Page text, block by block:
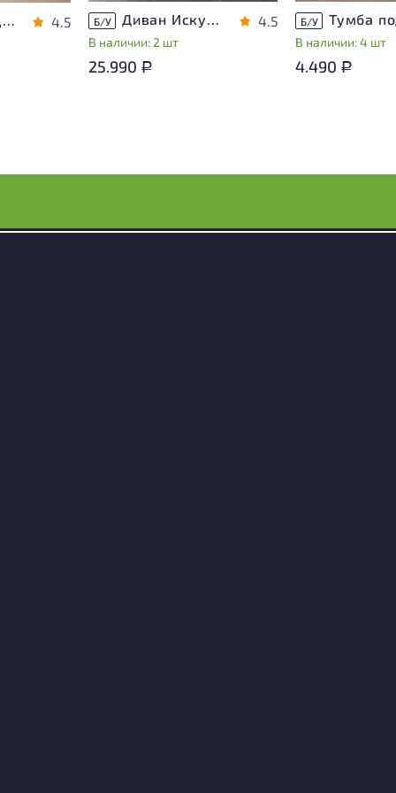
Шкаф для документов Vasanta ЛДСП Дуб Россия 4.5 Б/У Диван Искусственная кожа Бежевый
В наличии: 2 шт
4.5
25.990 Р
Б/У
В наличии: 4 шт
4.490 Р